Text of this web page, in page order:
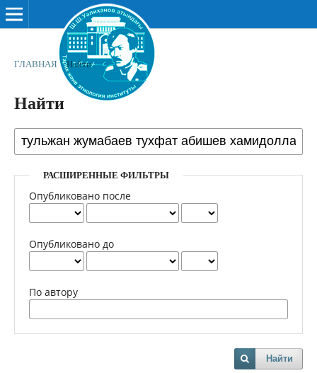
ГЛАВНАЯ / Найти
Найти
РАСШИРЕННЫЕ ФИЛЬТРЫ
Опубликовано после
Опубликовано до
По автору
Найти